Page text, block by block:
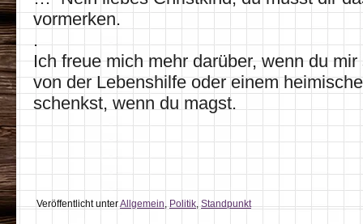
vormerken.
.
Ich freue mich mehr darüber, wenn du
von der Lebenshilfe oder einem
schenkst, wenn du magst.
Veröffentlicht unterAllgemein,Politik,Standpunkt